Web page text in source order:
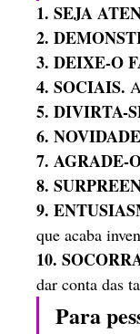
1. SEJA
2.
3. DEIXE-O
4. SOCIAIS.
5. DIVIRTA-
6.
7. AGRADE-
8.
9.
que acaba
10.
dar conta das
Para